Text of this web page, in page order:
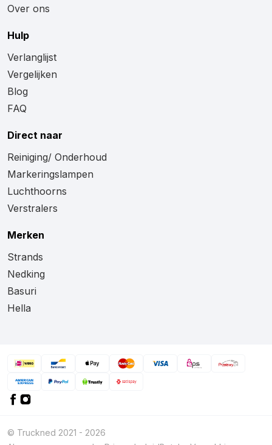
Over ons
Hulp
Verlanglijst
Vergelijken
Blog
FAQ
Direct naar
Reiniging/ Onderhoud
Markeringslampen
Luchthoorns
Verstralers
Merken
Strands
Nedking
Basuri
Hella
© Truckned 2021 - 2026